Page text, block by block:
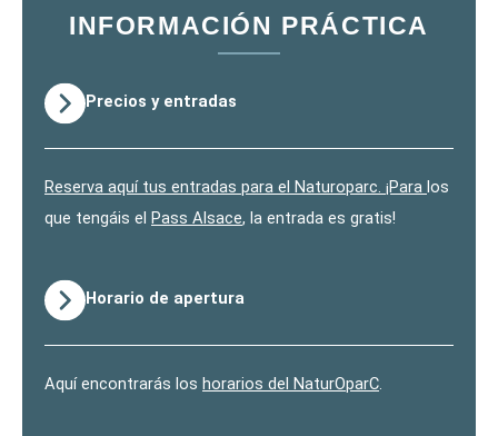
INFORMACIÓN PRÁCTICA
Precios y entradas
Reserva aquí tus entradas para el Naturoparc. ¡Para los
que tengáis el Pass Alsace, la entrada es gratis!
Horario de apertura
Aquí encontrarás los horarios del NaturOparC.